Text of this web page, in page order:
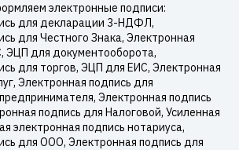
электронные подписи:
для декларации 3-НДФЛ,
для Честного Знака, Электронная
ЭЦП для документооборота,
для торгов, ЭЦП для ЕИС, Электронная
Электронная подпись для
Электронная подпись
подпись для Налоговой, Усиленная
электронная подпись нотариуса,
для ООО, Электронная подпись для